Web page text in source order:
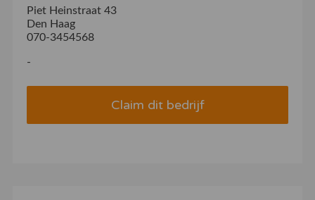
Piet Heinstraat 43
Den Haag
070-3454568
-
Claim dit bedrijf